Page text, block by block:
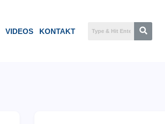
VIDEOS KONTAKT